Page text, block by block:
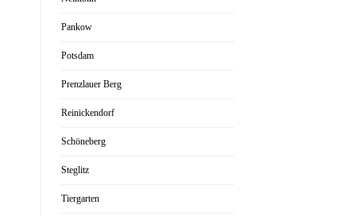
Pankow
Potsdam
Prenzlauer Berg
Reinickendorf
Schöneberg
Steglitz
Tiergarten